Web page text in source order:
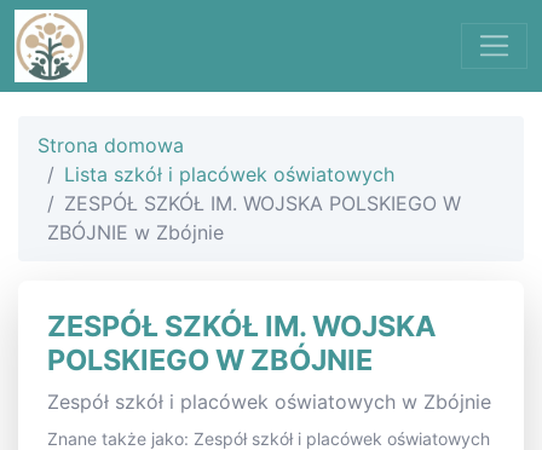
Strona domowa
Lista szkół i placówek oświatowych
ZESPÓŁ SZKÓŁ IM. WOJSKA POLSKIEGO W
ZBÓJNIE w Zbójnie
ZESPÓŁ SZKÓŁ IM. WOJSKA
POLSKIEGO W ZBÓJNIE
Zespół szkół i placówek oświatowych w Zbójnie
Znane także jako: Zespół szkół i placówek oświatowych